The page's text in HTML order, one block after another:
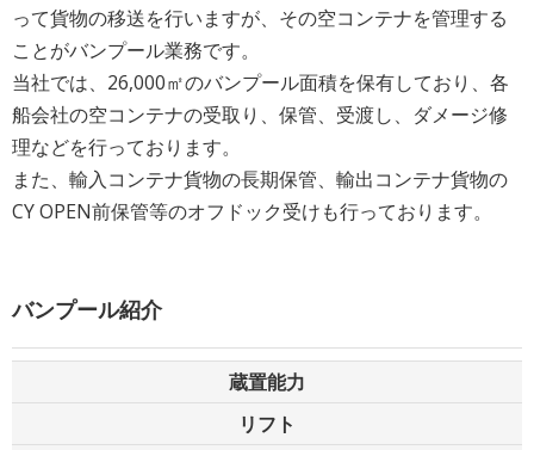
って貨物の移送を行いますが、その空コンテナを管理する
ことがバンプール業務です。
当社では、26,000㎡のバンプール面積を保有しており、各
船会社の空コンテナの受取り、保管、受渡し、ダメージ修
理などを行っております。
また、輸入コンテナ貨物の長期保管、輸出コンテナ貨物の
CY OPEN前保管等のオフドック受けも行っております。
バンプール紹介
蔵置能力
リフト